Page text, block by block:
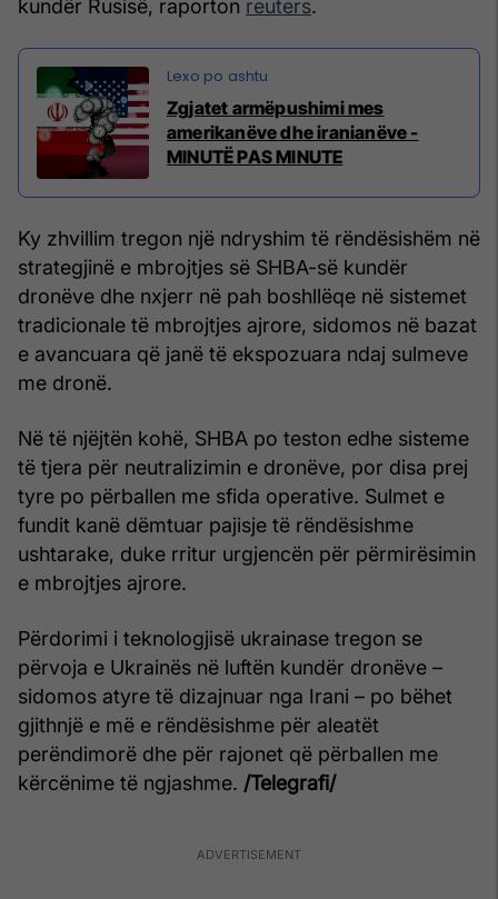
kundër Rusisë, raporton reuters.
Zgjatet armëpushimi mes
amerikanëve dhe iranianëve -
MINUTË PAS MINUTE
Ky zhvillim tregon një ndryshim të rëndësishëm në
strategjinë e mbrojtjes së SHBA-së kundër
dronëve dhe nxjerr në pah boshllëqe në sistemet
tradicionale të mbrojtjes ajrore, sidomos në bazat
e avancuara që janë të ekspozuara ndaj sulmeve
me dronë.
Në të njëjtën kohë, SHBA po teston edhe sisteme
të tjera për neutralizimin e dronëve, por disa prej
tyre po përballen me sfida operative. Sulmet e
fundit kanë dëmtuar pajisje të rëndësishme
ushtarake, duke rritur urgjencën për përmirësimin
e mbrojtjes ajrore.
Përdorimi i teknologjisë ukrainase tregon se
përvoja e Ukrainës në luftën kundër dronëve –
sidomos atyre të dizajnuar nga Irani – po bëhet
gjithnjë e më e rëndësishme për aleatët
perëndimorë dhe për rajonet që përballen me
kërcënime të ngjashme. /Telegrafi/